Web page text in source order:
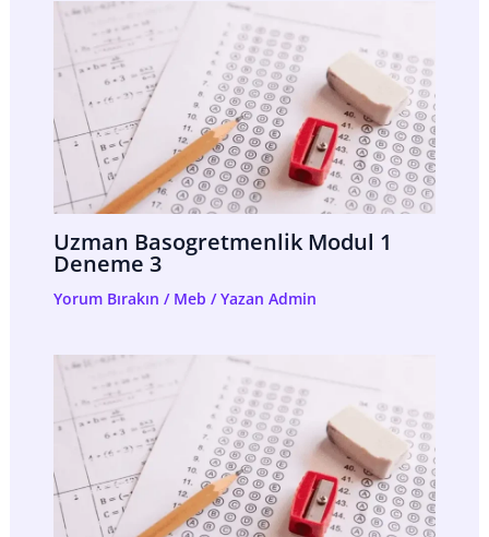
Uzman Basogretmenlik Modul 1
Deneme 3
Yorum Bırakın / Meb / Yazan Admin